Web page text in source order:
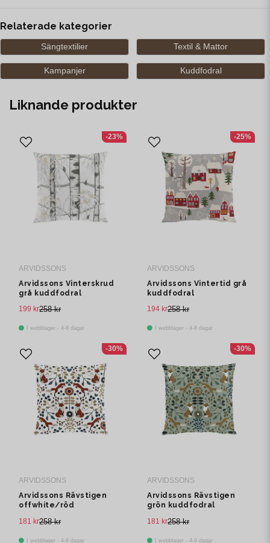
Relaterade kategorier
Sängtextilier Textil & Mattor
Kampanjer Kuddfodral
Liknande produkter
ARVIDSSONS
Arvidssons Vinterskrud
grå kuddfodral
258 kr
199 kr
I webblager - 4-8 dagar
-23%
ARVIDSSONS
Arvidssons Vintertid grå
kuddfodral
258 kr
194 kr
I webblager - 4-8 dagar
-25%
ARVIDSSONS
Arvidssons Rävstigen
offwhite/röd
258 kr
181 kr
I webblager - 4-8 dagar
-30%
ARVIDSSONS
Arvidssons Rävstigen
grön kuddfodral
258 kr
181 kr
I webblager - 4-8 dagar
-30%